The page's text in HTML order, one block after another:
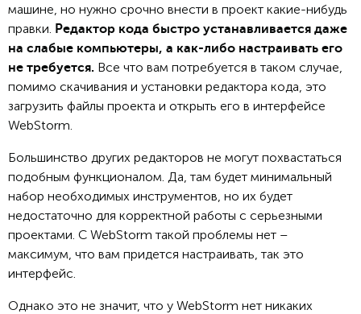
машине, но нужно срочно внести в проект какие-нибудь
правки. Редактор кода быстро устанавливается даже
на слабые компьютеры, а как-либо настраивать его
не требуется. Все что вам потребуется в таком случае,
помимо скачивания и установки редактора кода, это
загрузить файлы проекта и открыть его в интерфейсе
WebStorm.
Большинство других редакторов не могут похвастаться
подобным функционалом. Да, там будет минимальный
набор необходимых инструментов, но их будет
недостаточно для корректной работы с серьезными
проектами. С WebStorm такой проблемы нет –
максимум, что вам придется настраивать, так это
интерфейс.
Однако это не значит, что у WebStorm нет никаких